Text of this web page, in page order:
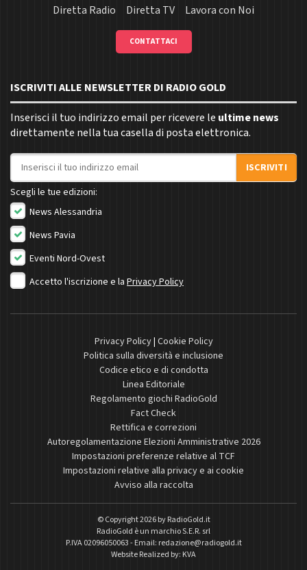
Diretta Radio
Diretta TV Lavora con Noi
CONTATTACI
ISCRIVITI ALLE NEWSLETTER DI RADIO GOLD
Inserisci il tuo indirizzo email per ricevere le ultime news
direttamente nella tua casella di posta elettronica.
Indirizzo email
ISCRIVITI
Scegli le tue edizioni:
News Alessandria
News Pavia
Eventi Nord-Ovest
Accetto l'iscrizione e la Privacy Policy
Privacy Policy| Cookie Policy
Politica sulla diversità e inclusione
Codice etico e di condotta
Linea Editoriale
Regolamento giochi RadioGold
Fact Check
Rettifica e correzioni
Autoregolamentazione Elezioni Amministrative 2026
Impostazioni preferenze relative al TCF
Impostazioni relative alla privacy e ai cookie
Avviso alla raccolta
© Copyright 2026 byRadioGold.it
RadioGold è un marchio S.E.R. srl
P.IVA 02096050063 - Email: redazione@radiogold.it
Website Realized by: KVA